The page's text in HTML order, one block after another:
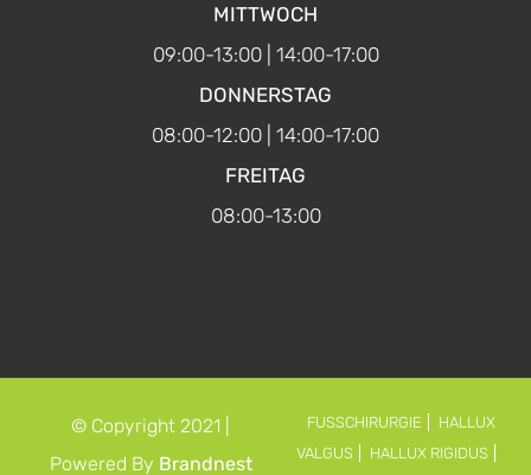
MITTWOCH
09:00-13:00 | 14:00-17:00
DONNERSTAG
08:00-12:00 | 14:00-17:00
FREITAG
08:00-13:00
© Copyright 2021 |
Powered By Brandnest
FUSSCHIRURGIE
HALLUX
VALGUS
HALLUX RIGIDUS